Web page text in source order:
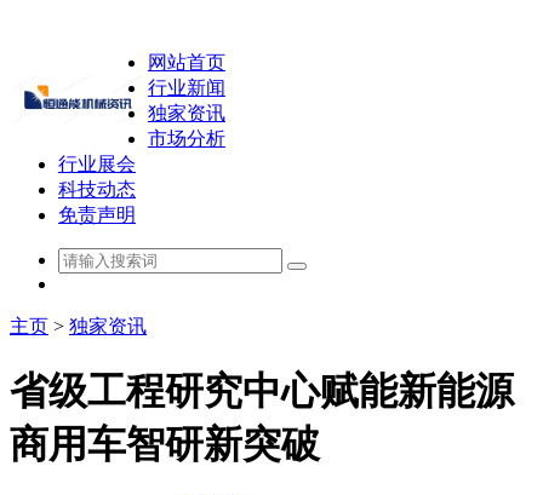
网站首页
行业新闻
独家资讯
市场分析
行业展会
科技动态
免责声明
主页 > 独家资讯
省级工程研究中心赋能新能源
商用车智研新突破